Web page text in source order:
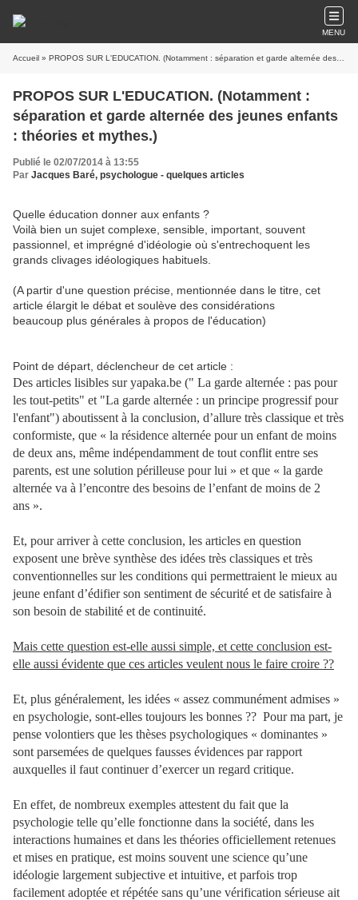
MENU
Accueil » PROPOS SUR L'EDUCATION. (Notamment : séparation et garde alternée des jeunes enfants : théories et mythes.)
PROPOS SUR L'EDUCATION. (Notamment :
séparation et garde alternée des jeunes enfants
: théories et mythes.)
Publié le 02/07/2014 à 13:55
Par Jacques Baré, psychologue - quelques articles
Quelle éducation donner aux enfants ?
Voilà bien un sujet complexe, sensible, important, souvent
passionnel, et imprégné d'idéologie où s'entrechoquent les
grands clivages idéologiques habituels.
(A partir d'une question précise, mentionnée dans le titre, cet
article élargit le débat et soulève des considérations
beaucoup plus générales à propos de l'éducation)
Point de départ, déclencheur de cet article :
Des articles lisibles sur yapaka.be (" La garde alternée : pas pour
les tout-petits" et "La garde alternée : un principe progressif pour
l'enfant") aboutissent à la conclusion, d’allure très classique et très
conformiste, que « la résidence alternée pour un enfant de moins
de deux ans, même indépendamment de tout conflit entre ses
parents, est une solution périlleuse pour lui » et que « la garde
alternée va à l’encontre des besoins de l’enfant de moins de 2
ans ».
Et, pour arriver à cette conclusion, les articles en question
exposent une brève synthèse des idées très classiques et très
conventionnelles sur les conditions qui permettraient le mieux au
jeune enfant d’édifier son sentiment de sécurité et de satisfaire à
son besoin de stabilité et de continuité.
Mais cette question est-elle aussi simple, et cette conclusion est-
elle aussi évidente que ces articles veulent nous le faire croire ??
Et, plus généralement, les idées « assez communément admises »
en psychologie, sont-elles toujours les bonnes ?? Pour ma part, je
pense volontiers que les thèses psychologiques « dominantes »
sont parsemées de quelques fausses évidences par rapport
auxquelles il faut continuer d’exercer un regard critique.
En effet, de nombreux exemples attestent du fait que la
psychologie telle qu’elle fonctionne dans la société, dans les
interactions humaines et dans les théories officiellement retenues
et mises en pratique, est moins souvent une science qu’une
idéologie largement subjective et intuitive, et parfois trop
facilement adoptée et répétée sans qu’une vérification sérieuse ait